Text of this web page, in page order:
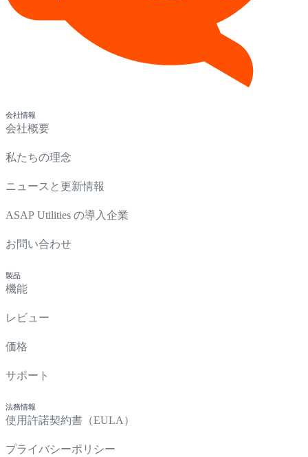
会社情報
会社概要
私たちの理念
ニュースと更新情報
ASAP Utilities の導入企業
お問い合わせ
製品
機能
レビュー
価格
サポート
法務情報
使用許諾契約書（EULA）
プライバシーポリシー